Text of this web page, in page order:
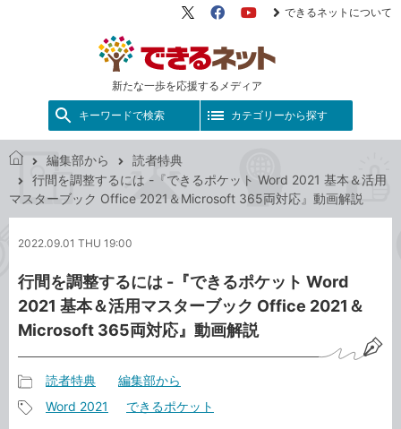
新たな一歩を応援するメディア
X（旧
FacebookYouTube
できるネットについて
キーワードで検索 カテゴリーから探す
で
き
ッ
編集部から
読者特典
行間を調整するには -『できるポケット Word 2021 基本＆活用
マスターブック Office 2021＆Microsoft 365両対応』動画解説
2022.09.01 THU 19:00
行間を調整するには -『できるポケット Word
2021 基本＆活用マスターブック Office 2021＆
Microsoft 365両対応』動画解説
事
読者特典 編集部から
Word 2021 できるポケット